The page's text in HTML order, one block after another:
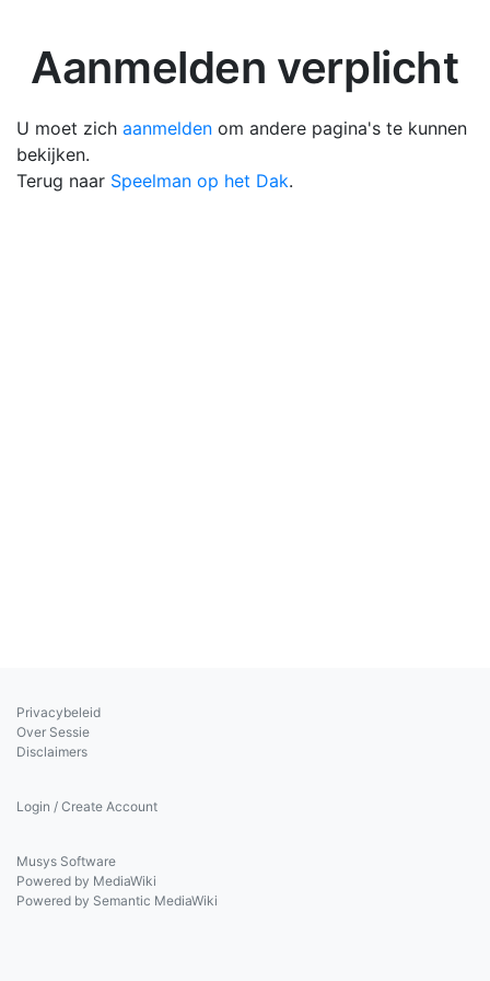
Aanmelden verplicht
U moet zich aanmelden om andere pagina's te kunnen
bekijken.
Terug naar Speelman op het Dak.
Privacybeleid
Over Sessie
Disclaimers
Login / Create Account
Musys Software
Powered by MediaWiki
Powered by Semantic MediaWiki